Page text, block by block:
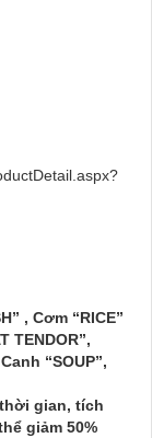
, Cơm “RICE”
TENDOR”,
“SOUP”,
gian, tích
giảm 50%